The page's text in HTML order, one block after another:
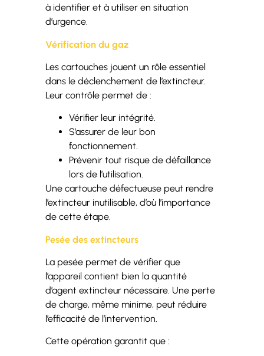
à identifier et à utiliser en situation
d’urgence.
Vérification du gaz
Les cartouches jouent un rôle essentiel
dans le déclenchement de l’extincteur.
Leur contrôle permet de :
Vérifier leur intégrité.
S’assurer de leur bon
fonctionnement.
Prévenir tout risque de défaillance
lors de l’utilisation.
Une cartouche défectueuse peut rendre
l’extincteur inutilisable, d’où l’importance
de cette étape.
Pesée des extincteurs
La pesée permet de vérifier que
l’appareil contient bien la quantité
d’agent extincteur nécessaire. Une perte
de charge, même minime, peut réduire
l’efficacité de l’intervention.
Cette opération garantit que :